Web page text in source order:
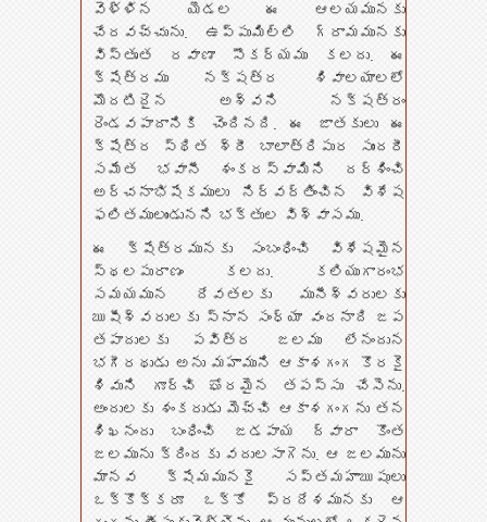
వెళ్ళిన యెడల ఈ ఆలయమునకు
చేరవచ్చును. ఉప్పుమిల్లి గ్రామమునకు
విస్తృత రవాణా సౌకర్యము కలదు. ఈ
క్షేత్రము నక్షత్ర శివాలయాలలో
మొదటిదైన అశ్వని నక్షత్రం
రెండవపాదానికి చెందినది. ఈ జాతకులు ఈ
క్షేత్ర స్థిత శ్రీ బాలాత్రిపుర సుందరీ
సమేత భవానీ శంకరస్వామిని దర్శించి
అర్చనాభిషేకములు నిర్వర్తించిన విశేష
ఫలితములుండునని భక్తుల విశ్వాసము.
ఈ క్షేత్రమునకు సంబంధించి విశేషమైన
స్థలపురాణం కలదు. కలియుగారంభ
సమయమున దేవతలకు మునీశ్వరులకు
ఋషీశ్వరులకు స్నాన సంధ్యా వందనాది జప
తపాదులకు పవిత్ర జలము లేనందున
భగీరథుడు అను మహాముని ఆకాశగంగ కొరకై
శివుని గూర్చి ఘోరమైన తపస్సు చేసెను.
అందులకు శంకరుడు మెచ్చి ఆకాశగంగను తన
శిఖనందు బంధించి జడపాయ ద్వారా కొంత
జలమును క్రిందకు వదులసాగెను. ఆ జలమును
మానవ క్షేమమునకై సప్తమహాఋషులు
ఒక్కొక్కరూ ఒక్కో ప్రదేశమునకు ఆ